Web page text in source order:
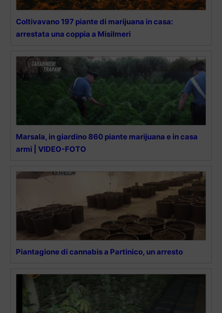
Coltivavano 197 piante di marijuana in casa:
arrestata una coppia a Misilmeri
Marsala, in giardino 860 piante marijuana e in casa
armi | VIDEO-FOTO
Piantagione di cannabis a Partinico, un arresto